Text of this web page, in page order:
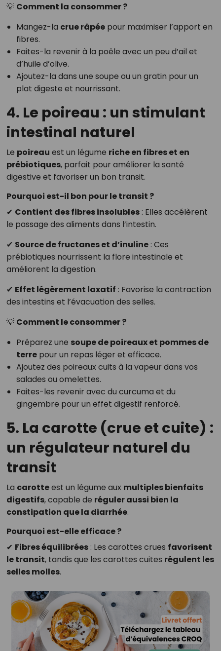
💡 Comment la consommer ?
Mangez-la crue râpéepour maximiser l’apport en
fibres.
Faites-la revenir à la poêle avec un peu d’ail et
d’huile d’olive.
Ajoutez-la dans une soupe ou un gratin pour un
plat digeste et nourrissant.
4. Le poireau : un stimulant
intestinal naturel
Le poireau est un légume riche en fibres et en
prébiotiques, parfait pour améliorer la santé
digestive et favoriser un bon transit.
Pourquoi est-il bon pour le transit ?
✔ Contient des fibres insolubles: Elles accélèrent
le passage des aliments dans l’intestin.
✔ Source de fructanes et d’inuline: Ces
prébiotiques nourrissent la flore intestinale et
améliorent la digestion.
✔ Effet légèrement laxatif : Favorise la contraction
des intestins et l’évacuation des selles.
💡 Comment le consommer ?
Préparez une soupe de poireaux et pommes de
terrepour un repas léger et efficace.
Ajoutez des poireaux cuits à la vapeur dans vos
salades ou omelettes.
Faites-les revenir avec du curcuma et du
gingembre pour un effet digestif renforcé.
5. La carotte (crue et cuite) :
un régulateur naturel du
transit
La carotteest un légume aux multiples bienfaits
digestifs, capable de réguler aussi bien la
constipation que la diarrhée.
Pourquoi est-elle efficace ?
✔ Fibres équilibrées: Les carottes crues favorisent
le transit, tandis que les carottes cuites régulent les
selles molles.